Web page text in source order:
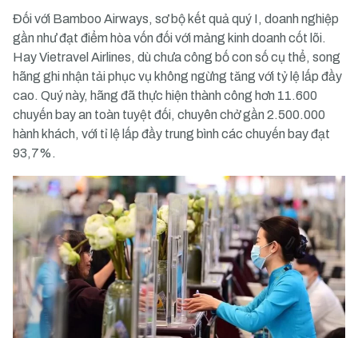
Đối với Bamboo Airways, sơ bộ kết quả quý I, doanh nghiệp
gần như đạt điểm hòa vốn đối với mảng kinh doanh cốt lõi.
Hay Vietravel Airlines, dù chưa công bố con số cụ thể, song
hãng ghi nhận tải phục vụ không ngừng tăng với tỷ lệ lấp đầy
cao. Quý này, hãng đã thực hiện thành công hơn 11.600
chuyến bay an toàn tuyệt đối, chuyên chở gần 2.500.000
hành khách, với tỉ lệ lấp đầy trung bình các chuyến bay đạt
93,7%.